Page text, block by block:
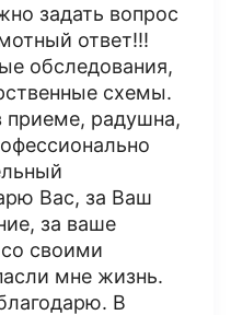
задать вопрос
ответ!!!
обследования,
схемы.
приеме, радушна,
Вас, за Ваш
за ваше
своими
мне жизнь.
В